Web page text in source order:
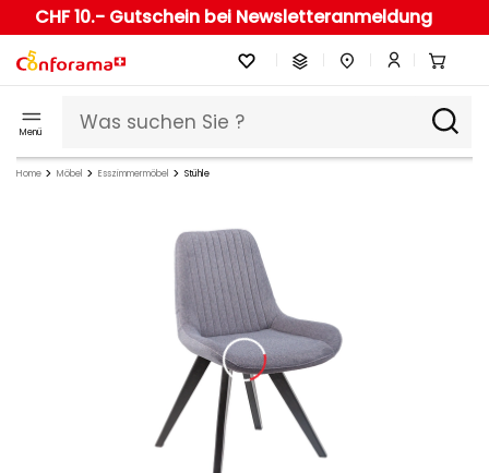
CHF 10.- Gutschein bei Newsletteranmeldung
Menü
Home Möbel Esszimmermöbel Stühle